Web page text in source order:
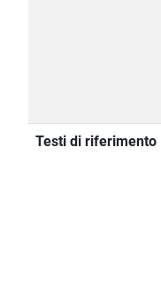
Testi di riferimento